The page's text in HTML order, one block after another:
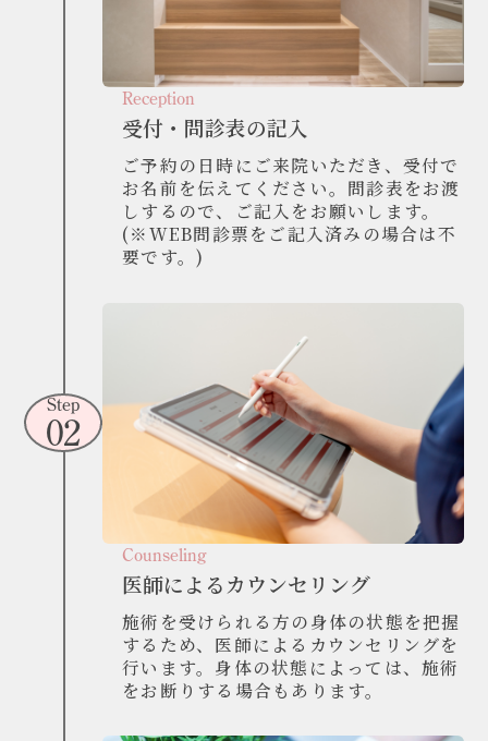
Reception
受付・問診表の記入
ご予約の日時にご来院いただき、受付で
お名前を伝えてください。問診表をお渡
しするので、ご記入をお願いします。
(※WEB問診票をご記入済みの場合は不
要です。)
Step
02
Counseling
医師によるカウンセリング
施術を受けられる方の身体の状態を把握
するため、医師によるカウンセリングを
行います。身体の状態によっては、施術
をお断りする場合もあります。